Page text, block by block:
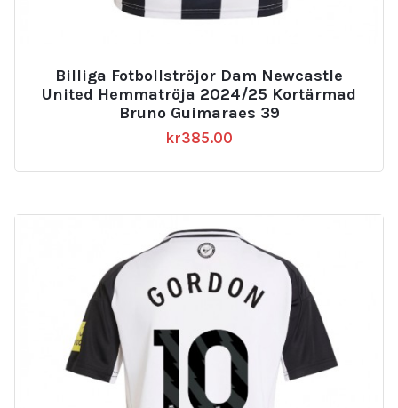
Billiga Fotbollströjor Dam Newcastle
United Hemmatröja 2024/25 Kortärmad
Bruno Guimaraes 39
kr385.00